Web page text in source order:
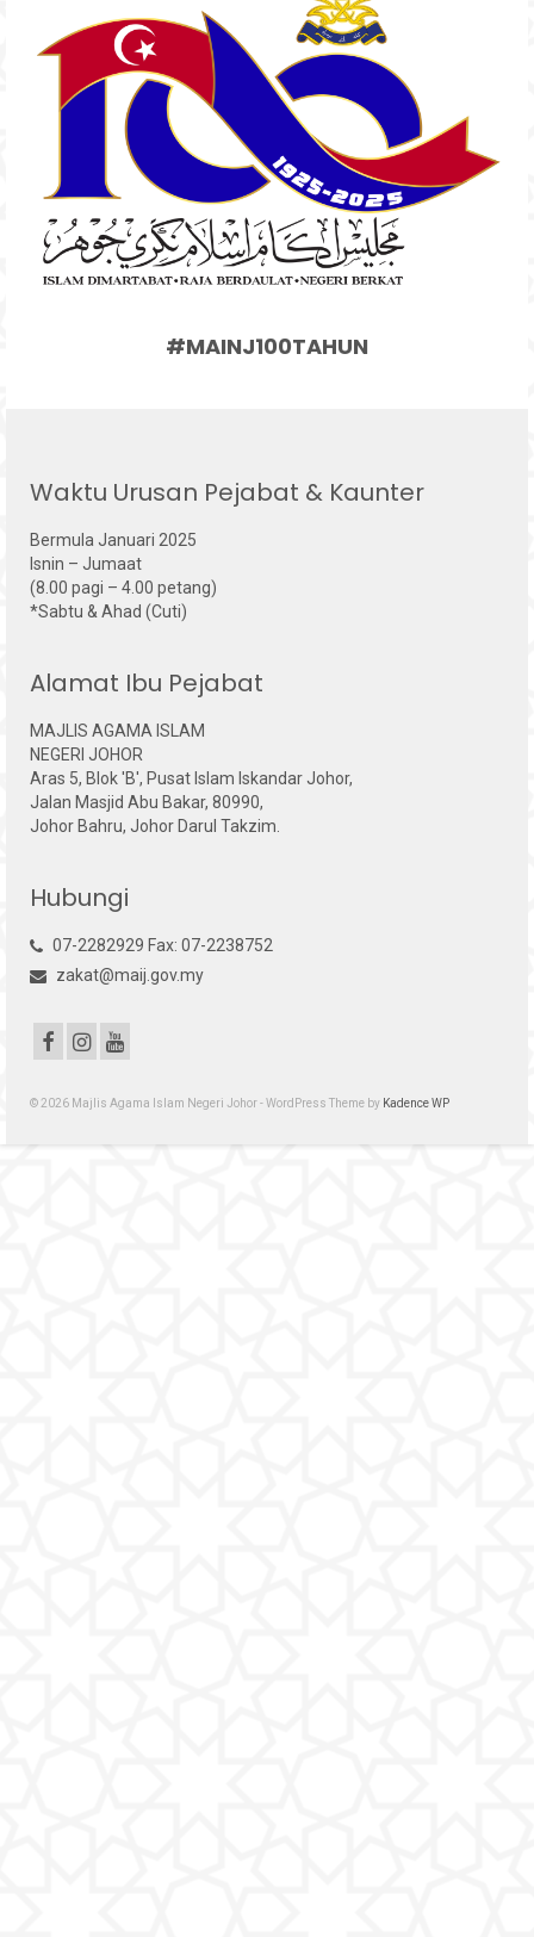
#MAINJ100TAHUN
Waktu Urusan Pejabat & Kaunter
Bermula Januari 2025
Isnin – Jumaat
(8.00 pagi – 4.00 petang)
*Sabtu & Ahad (Cuti)
Alamat Ibu Pejabat
MAJLIS AGAMA ISLAM
NEGERI JOHOR
Aras 5, Blok 'B', Pusat Islam Iskandar Johor,
Jalan Masjid Abu Bakar, 80990,
Johor Bahru, Johor Darul Takzim.
Hubungi
07-2282929 Fax: 07-2238752
zakat@maij.gov.my
© 2026 Majlis Agama Islam Negeri Johor - WordPress Theme by Kadence WP